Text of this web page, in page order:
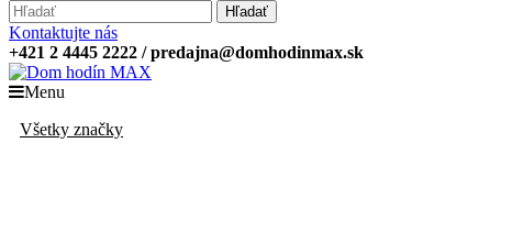
Hľadať
Kontaktujte nás
+421 2 4445 2222 / predajna@domhodinmax.sk
Menu
Všetky značky